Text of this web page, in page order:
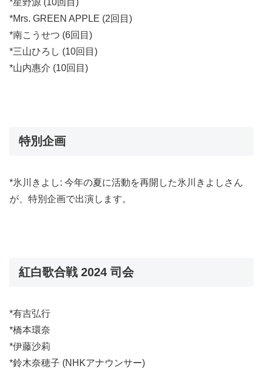
*星野源 (10回目)
*Mrs. GREEN APPLE (2回目)
*南こうせつ (6回目)
*三山ひろし (10回目)
*山内惠介 (10回目)
特別企画
*氷川きよし: 今年の夏に活動を再開した氷川きよしさん
が、特別企画で出演します。
紅白歌合戦 2024 司会
*有吉弘行
*橋本環奈
*伊藤沙莉
*鈴木奈穂子 (NHKアナウンサー)